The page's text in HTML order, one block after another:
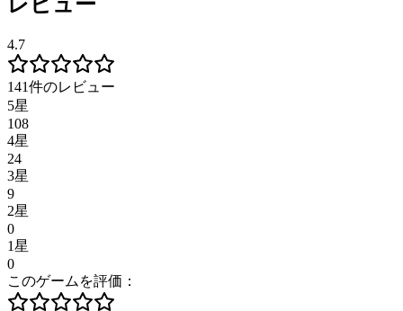
4.7
141件のレビュー
5星
108
4星
24
3星
9
2星
0
1星
0
このゲームを評価：